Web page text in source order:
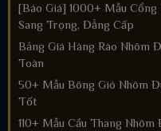
[Báo Giá] 1000+ Mẫu
Sang Trọng, Đẳng Cấp
Bảng Giá Hàng Rào Nhôm
Toàn
50+ Mẫu Bông Gió Nhôm
Tốt
110+ Mẫu Cầu Thang